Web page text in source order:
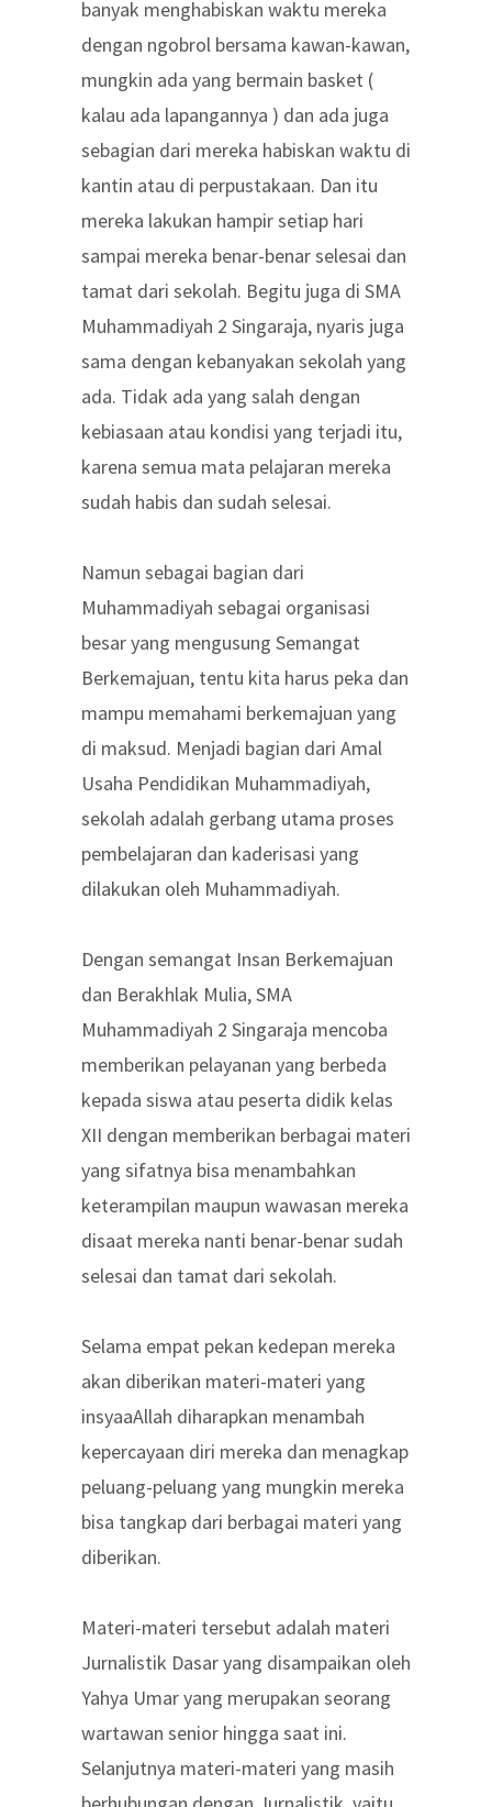
banyak menghabiskan waktu mereka
dengan ngobrol bersama kawan-kawan,
mungkin ada yang bermain basket (
kalau ada lapangannya ) dan ada juga
sebagian dari mereka habiskan waktu di
kantin atau di perpustakaan. Dan itu
mereka lakukan hampir setiap hari
sampai mereka benar-benar selesai dan
tamat dari sekolah. Begitu juga di SMA
Muhammadiyah 2 Singaraja, nyaris juga
sama dengan kebanyakan sekolah yang
ada. Tidak ada yang salah dengan
kebiasaan atau kondisi yang terjadi itu,
karena semua mata pelajaran mereka
sudah habis dan sudah selesai.
Namun sebagai bagian dari
Muhammadiyah sebagai organisasi
besar yang mengusung Semangat
Berkemajuan, tentu kita harus peka dan
mampu memahami berkemajuan yang
di maksud. Menjadi bagian dari Amal
Usaha Pendidikan Muhammadiyah,
sekolah adalah gerbang utama proses
pembelajaran dan kaderisasi yang
dilakukan oleh Muhammadiyah.
Dengan semangat Insan Berkemajuan
dan Berakhlak Mulia, SMA
Muhammadiyah 2 Singaraja mencoba
memberikan pelayanan yang berbeda
kepada siswa atau peserta didik kelas
XII dengan memberikan berbagai materi
yang sifatnya bisa menambahkan
keterampilan maupun wawasan mereka
disaat mereka nanti benar-benar sudah
selesai dan tamat dari sekolah.
Selama empat pekan kedepan mereka
akan diberikan materi-materi yang
insyaaAllah diharapkan menambah
kepercayaan diri mereka dan menagkap
peluang-peluang yang mungkin mereka
bisa tangkap dari berbagai materi yang
diberikan.
Materi-materi tersebut adalah materi
Jurnalistik Dasar yang disampaikan oleh
Yahya Umar yang merupakan seorang
wartawan senior hingga saat ini.
Selanjutnya materi-materi yang masih